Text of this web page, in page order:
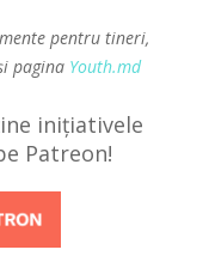
pentru tineri,
pagina Youth.md
inițiativele
Patreon!